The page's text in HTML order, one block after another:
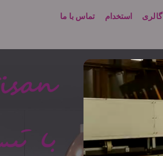
گالری استخدام تماس با ما